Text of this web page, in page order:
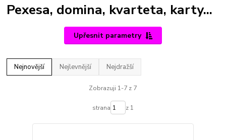
Pexesa, domina, kvarteta, karty...
Upřesnit parametry
Nejnovější Nejlevnější Nejdražší
Zobrazuji 1-7 z 7
strana z 1